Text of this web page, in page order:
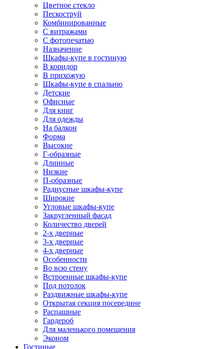
Цветное стекло
Пескоструй
Комбинированные
С витражами
С фотопечатью
Назначение
Шкафы-купе в гостиную
В коридор
В прихожую
Шкафы-купе в спальню
Детские
Офисные
Для книг
Для одежды
На балкон
Форма
Высокие
Г-образные
Длинные
Низкие
П-образные
Радиусные шкафы-купе
Широкие
Угловые шкафы-купе
Закругленный фасад
Количество дверей
2-х дверные
3-х дверные
4-х дверные
Особенности
Во всю стену
Встроенные шкафы-купе
Под потолок
Раздвижные шкафы-купе
Открытая секция посередине
Распашные
Гардероб
Для маленького помещения
Эконом
Гостиные